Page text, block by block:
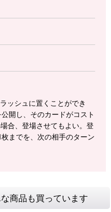
ッシュに置くことができ
開し、そのカードがコスト
合、登場させてもよい。登
までを、次の相手のターン
商品も買っています